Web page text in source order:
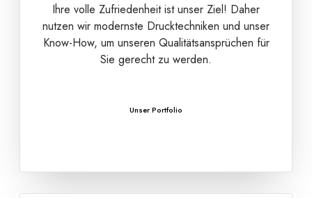
Ihre volle Zufriedenheit ist unser Ziel! Daher
nutzen wir modernste Drucktechniken und unser
Know-How, um unseren Qualitätsansprüchen für
Sie gerecht zu werden.
Unser Portfolio